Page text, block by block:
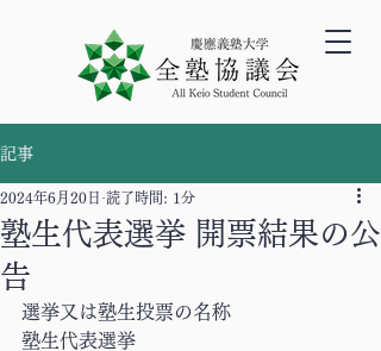
記事
塾生代表選挙 開票結果の公
告
2024年6月20日 読了時間: 1分
選挙又は塾生投票の名称
塾生代表選挙